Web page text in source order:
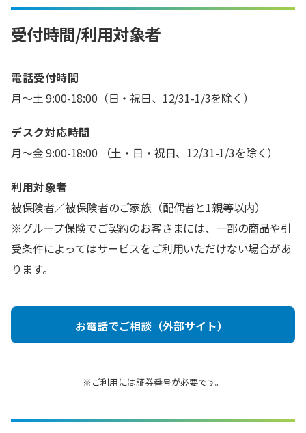
受付時間/利用対象者
電話受付時間
月～土 9:00-18:00（日・祝日、12/31-1/3を除く）
デスク対応時間
月～金 9:00-18:00 （土・日・祝日、12/31-1/3を除く）
利用対象者
被保険者／被保険者のご家族（配偶者と1親等以内）
※グループ保険でご契約のお客さまには、一部の商品や引
受条件によってはサービスをご利用いただけない場合があ
ります。
お電話でご相談（外部サイト）
※ご利用には証券番号が必要です。